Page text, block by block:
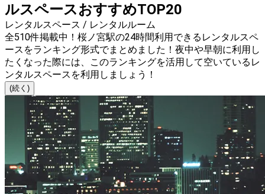
ルスペースおすすめTOP20
レンタルスペース / レンタルルーム
全510件掲載中！桜ノ宮駅の24時間利用できるレンタルスペ
ースをランキング形式でまとめました！夜中や早朝に利用し
たくなった際には、このランキングを活用して空いているレ
ンタルスペースを利用しましょう！
(続く)